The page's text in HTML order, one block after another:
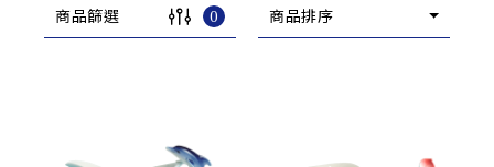
商品篩選 0 商品排序